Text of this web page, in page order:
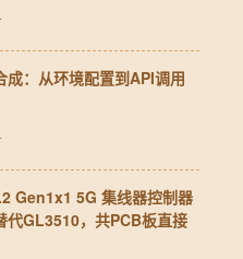
成：从环境配置到API调用
Gen1x1 5G 集线器控制器
代GL3510，共PCB板直接